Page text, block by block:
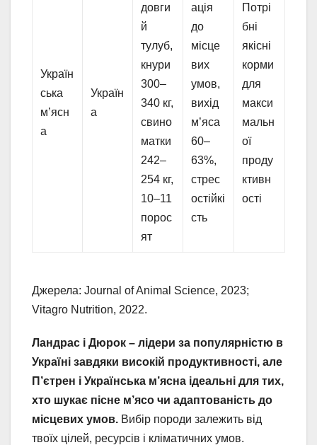
Україн
ська
м’ясн
а
Україн
а
довги
й
тулуб,
кнури
300–
340 кг,
свино
матки
242–
254 кг,
10–11
порос
ят
ація
до
місце
вих
умов,
вихід
м’яса
60–
63%,
стрес
остійкі
сть
Потрі
бні
якісні
корми
для
макси
мальн
ої
проду
ктивн
ості
Джерела: Journal of Animal Science, 2023;
Vitagro Nutrition, 2022.
Ландрас і Дюрок – лідери за популярністю в
Україні завдяки високій продуктивності, але
П’єтрен і Українська м’ясна ідеальні для тих,
хто шукає пісне м’ясо чи адаптованість до
місцевих умов. Вибір породи залежить від
твоїх цілей, ресурсів і кліматичних умов.